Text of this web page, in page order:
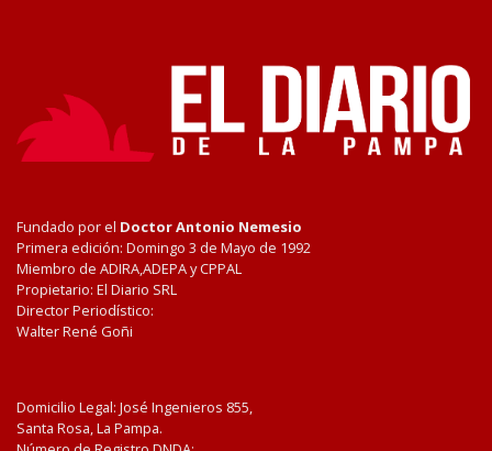
Fundado por el Doctor Antonio Nemesio
Primera edición: Domingo 3 de Mayo de 1992
Miembro de ADIRA,ADEPA y CPPAL
Propietario: El Diario SRL
Director Periodístico:
Walter René Goñi
Domicilio Legal: José Ingenieros 855,
Santa Rosa, La Pampa.